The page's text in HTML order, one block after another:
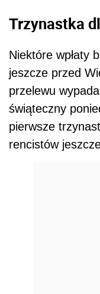
Trzynastka
Niektóre wpłaty
jeszcze przed
przelewu
świąteczny
pierwsze
rencistów